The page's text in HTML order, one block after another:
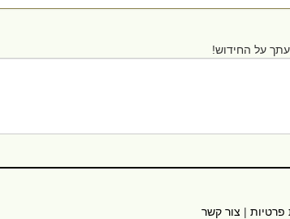
על החידוש!
פרטיות | צור קשר